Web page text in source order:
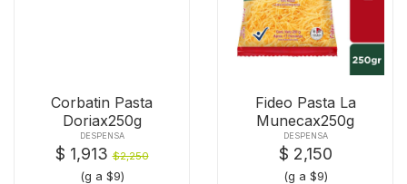
Corbatin Pasta
Doriax250g
DESPENSA
$ 1,913$2,250
(g a $9)
Fideo Pasta La
Munecax250g
DESPENSA
$ 2,150
(g a $9)